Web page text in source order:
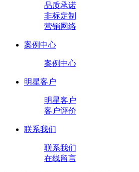
品质承诺
非标定制
营销网络
案例中心
案例中心
明星客户
明星客户
客户评价
联系我们
联系我们
在线留言